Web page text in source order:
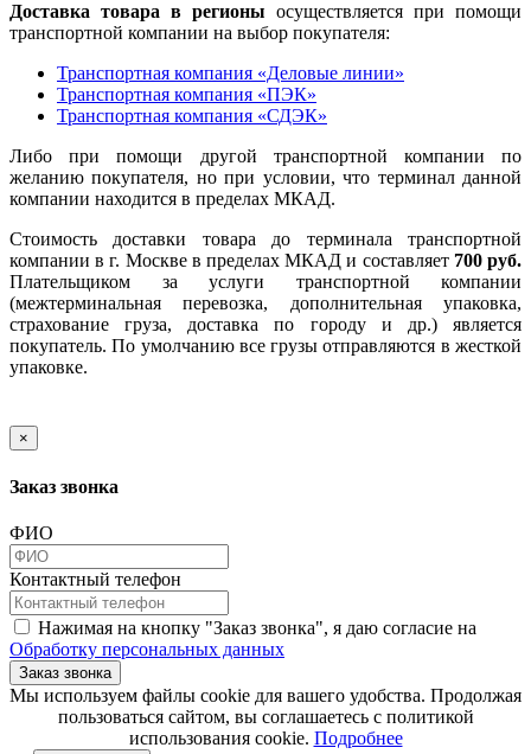
Доставка товара в регионы осуществляется при помощи
транспортной компании на выбор покупателя:
Транспортная компания «Деловые линии»
Транспортная компания «ПЭК»
Транспортная компания «СДЭК»
Либо при помощи другой транспортной компании по
желанию покупателя, но при условии, что терминал данной
компании находится в пределах МКАД.
Стоимость доставки товара до терминала транспортной
компании в г. Москве в пределах МКАД и составляет 700 руб.
Плательщиком за услуги транспортной компании
(межтерминальная перевозка, дополнительная упаковка,
страхование груза, доставка по городу и др.) является
покупатель. По умолчанию все грузы отправляются в жесткой
упаковке.
×
Заказ звонка
ФИО
Контактный телефон
Нажимая на кнопку "Заказ звонка", я даю согласие на
Обработку персональных данных
Заказ звонка
​​​​​​​Мы используем файлы cookie для вашего удобства. Продолжая
пользоваться сайтом, вы соглашаетесь с политикой
использования cookie.​​​​​​​ Подробнее